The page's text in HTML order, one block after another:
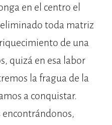
en el centro el
toda matriz
de una
quizá en esa labor
la fragua de la
a conquistar.